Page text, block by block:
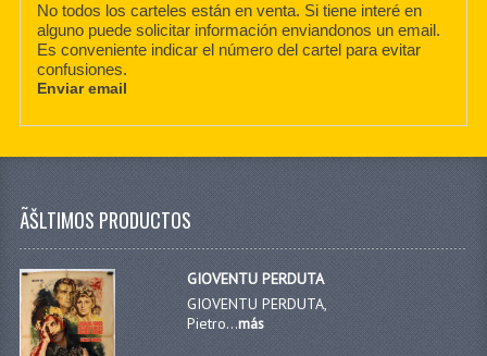
No todos los carteles están en venta. Si tiene interé en
alguno puede solicitar información enviandonos un email.
Es conveniente indicar el número del cartel para evitar
confusiones.
Enviar email
ÃŠLTIMOS PRODUCTOS
GIOVENTU PERDUTA
GIOVENTU PERDUTA,
Pietro...más